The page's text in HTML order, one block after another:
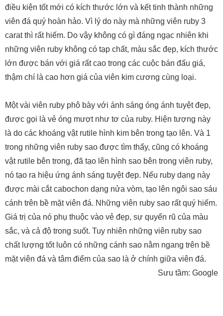
điều kiện tốt mới có kích thước lớn và kết tinh thành những
viên đá quý hoàn hảo. Vì lý do này mà những viên ruby 3
carat thì rất hiếm. Do vậy không có gì đáng ngạc nhiên khi
những viên ruby không có tạp chất, màu sắc đẹp, kích thước
lớn được bán với giá rất cao trong các cuộc bán đấu giá,
thậm chí là cao hơn giá của viên kim cương cùng loại.
Một vài viên ruby phô bày với ánh sáng óng ánh tuyệt đẹp,
được gọi là vẻ óng mượt như tơ của ruby. Hiện tượng này
là do các khoáng vật rutile hình kim bên trong tạo lên. Và 1
trong những viên ruby sao được tìm thấy, cũng có khoáng
vật rutile bên trong, đã tạo lên hình sao bên trong viên ruby,
nó tạo ra hiệu ứng ánh sáng tuyệt đẹp. Nếu ruby dạng này
được mài cắt cabochon dạng nửa vòm, tạo lên ngôi sao sáu
cánh trên bề mặt viên đá. Những viên ruby sao rất quý hiếm.
Giá trị của nó phụ thuộc vào vẻ đẹp, sự quyến rũ của màu
sắc, và cả độ trong suốt. Tuy nhiên những viên ruby sao
chất lượng tốt luôn có những cánh sao nằm ngang trên bề
mặt viên đá và tâm điểm của sao là ở chính giữa viên đá.
Sưu tầm: Google